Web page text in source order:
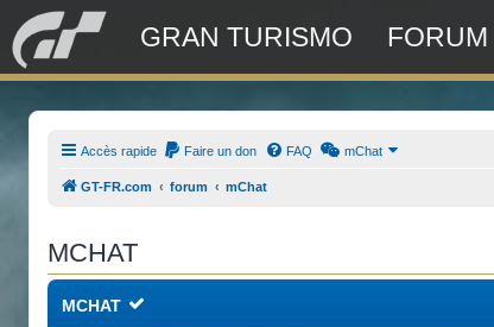
GRAN TURISMO FORUM
Accès rapide Faire un don FAQ mChat
GT-FR.com forum mChat
MCHAT
MCHAT